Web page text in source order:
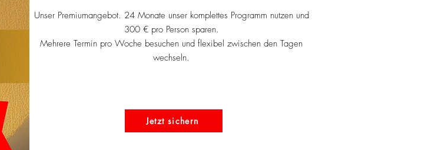
Unser Premiumangebot. 24 Monate unser komplettes Programm nutzen und
300 € pro Person sparen.
Mehrere Termin pro Woche besuchen und flexibel zwischen den Tagen
wechseln.
Jetzt sichern